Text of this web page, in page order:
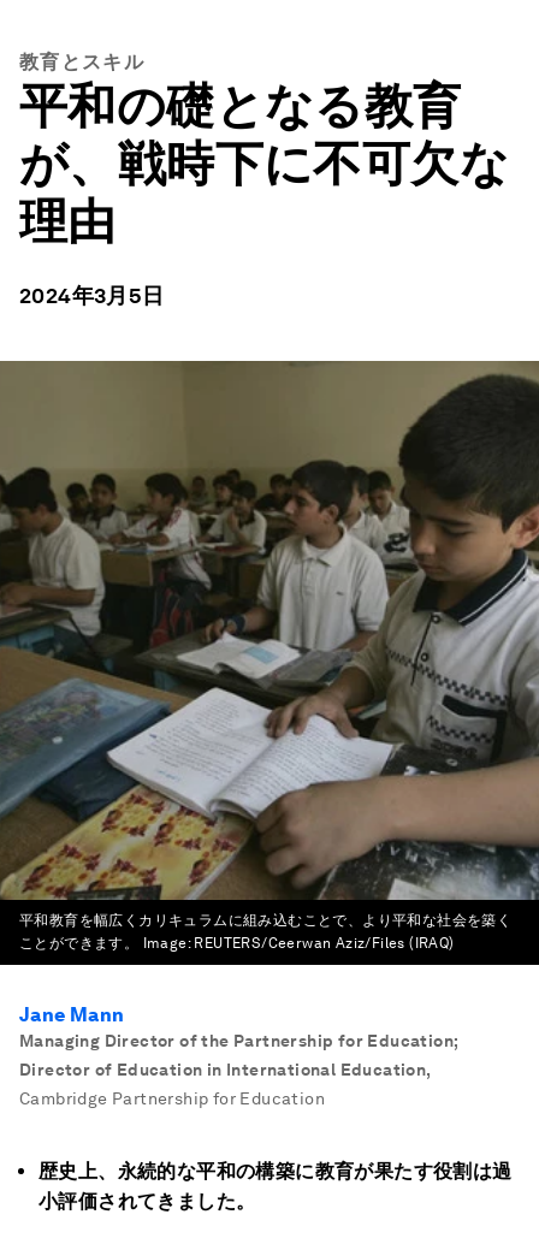
教育とスキル
平和の礎となる教育
が、戦時下に不可欠な
理由
2024年3月5日
平和教育を幅広くカリキュラムに組み込むことで、より平和な社会を築く
ことができます。
Image: REUTERS/Ceerwan Aziz/Files (IRAQ)
Jane Mann
Managing Director of the Partnership for Education;
Director of Education in International Education,
Cambridge Partnership for Education
歴史上、永続的な平和の構築に教育が果たす役割は過
小評価されてきました。